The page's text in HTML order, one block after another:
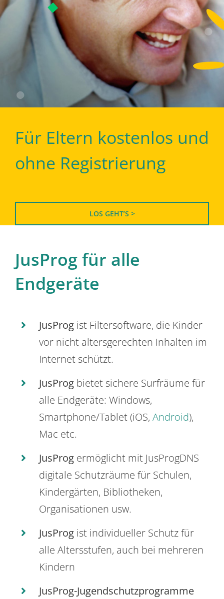
Für Eltern kostenlos und
ohne Registrierung
LOS GEHT’S >
JusProg für alle
Endgeräte
JusProg ist Filtersoftware, die Kinder
vor nicht altersgerechten Inhalten im
Internet schützt.
JusProg bietet sichere Surfräume für
alle Endgeräte: Windows,
Smartphone/Tablet (iOS, Android),
Mac etc.
JusProg ermöglicht mit JusProgDNS
digitale Schutzräume für Schulen,
Kindergärten, Bibliotheken,
Organisationen usw.
JusProg ist individueller Schutz für
alle Altersstufen, auch bei mehreren
Kindern
JusProg-Jugendschutzprogramme